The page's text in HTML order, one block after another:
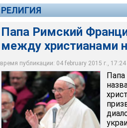
РЕЛИГИЯ
Папа Римский
между христианами
время публикации: 04 february 2015 г.,
Папа Римский Франциск назвал
Украине
Global Look Press